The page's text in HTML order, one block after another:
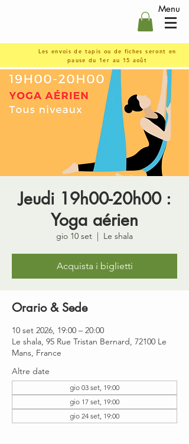
Menu
Les envois de tapis ou de fiches seront en
pause du 1er au 15 août
Jeudi 19h00-20h00 :
Yoga aérien
gio 10 set
  |
Le shala
Acquista i biglietti
Orario & Sede
10 set 2026, 19:00 – 20:00
Le shala, 95 Rue Tristan Bernard, 72100 Le
Mans, France
Altre date
gio 03 set, 19:00
gio 17 set, 19:00
gio 24 set, 19:00